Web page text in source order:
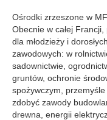
Ośrodki zrzeszone w
Obecnie w całej
dla młodzieży i
zawodowych: w
sadownictwie,
gruntów, ochronie
spożywczym,
zdobyć zawody
drewna, energii